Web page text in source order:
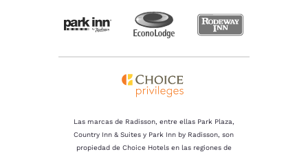
Las marcas de Radisson, entre ellas Park Plaza,
Country Inn & Suites y Park Inn by Radisson, son
propiedad de Choice Hotels en las regiones de